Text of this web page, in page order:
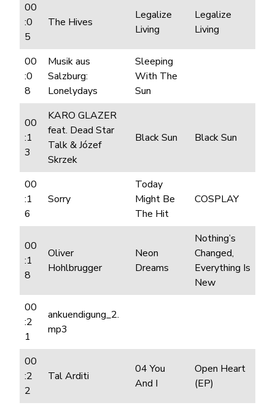
00
:0
5
The Hives
Legalize
Living
Legalize
Living
00
:0
8
Musik aus
Salzburg:
Lonelydays
Sleeping
With The
Sun
00
:1
3
KARO GLAZER
feat. Dead Star
Talk & Józef
Skrzek
Black Sun Black Sun
00
:1
6
Sorry
Today
Might Be
The Hit
COSPLAY
00
:1
8
Oliver
Hohlbrugger
Neon
Dreams
Nothing’s
Changed,
Everything Is
New
00
:2
1
ankuendigung_2.
mp3
00
:2
2
Tal Arditi
04 You
And I
Open Heart
(EP)